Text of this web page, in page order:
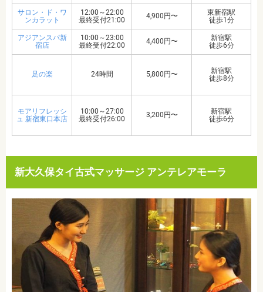
サロン・ド・ワ
ンカラット
12:00～22:00
最終受付21:00
4,900円〜
東新宿駅
徒歩1分
アジアンスパ新
宿店
10:00～23:00
最終受付22:00
4,400円〜
新宿駅
徒歩6分
足の楽 24時間 5,800円〜
新宿駅
徒歩8分
モアリフレッシ
ュ 新宿東口本店
10:00～27:00
最終受付26:00
3,200円〜
新宿駅
徒歩6分
新大久保タイ古式マッサージ アンテレアモーラ